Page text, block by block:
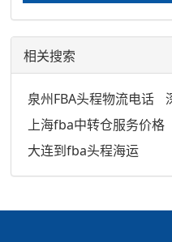
相关搜索
泉州FBA头程物流电话
上海fba中转仓服务价格
大连到fba头程海运